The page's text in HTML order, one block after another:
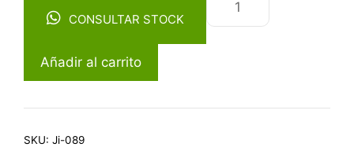
CONSULTAR STOCK
Añadir al carrito
SKU: Ji-089